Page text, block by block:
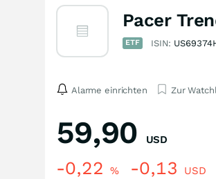
Pacer
ETF ISIN:
Alarme einrichten Zur
59,90 USD
-0,22 % -0,13 USD